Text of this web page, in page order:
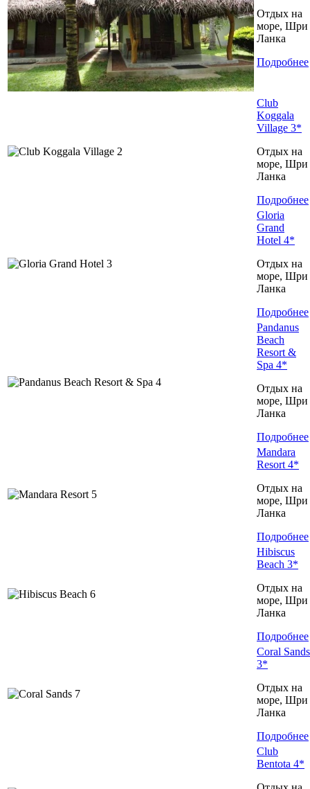
Отдых на
море, Шри
Ланка
Подробнее
Club
Koggala
Village 3*
Отдых на
море, Шри
Ланка
Подробнее
Gloria
Grand
Hotel 4*
Отдых на
море, Шри
Ланка
Подробнее
Pandanus
Beach
Resort &
Spa 4*
Отдых на
море, Шри
Ланка
Подробнее
Mandara
Resort 4*
Отдых на
море, Шри
Ланка
Подробнее
Hibiscus
Beach 3*
Отдых на
море, Шри
Ланка
Подробнее
Coral Sands
3*
Отдых на
море, Шри
Ланка
Подробнее
Club
Bentota 4*